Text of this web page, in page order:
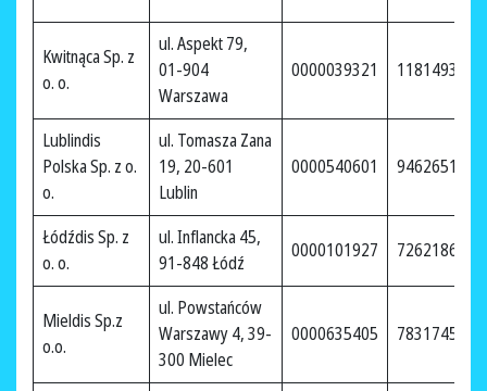
Kwitnąca Sp. z
o. o.
ul. Aspekt 79,
01-904
Warszawa
0000039321 1181493589
Lublindis
Polska Sp. z o.
o.
ul. Tomasza Zana
19, 20-601
Lublin
0000540601 9462651328
Łódźdis Sp. z
o. o.
ul. Inflancka 45,
91-848 Łódź
0000101927 7262186630
Mieldis Sp.z
o.o.
ul. Powstańców
Warszawy 4, 39-
300 Mielec
0000635405 7831745841